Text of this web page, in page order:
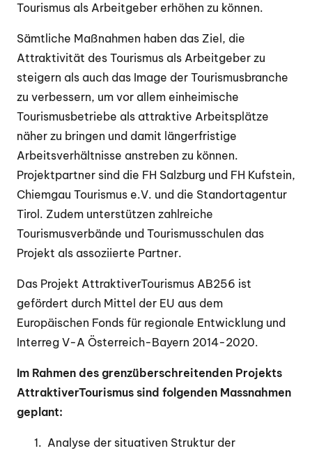
Tourismus als Arbeitgeber erhöhen zu können.
Sämtliche Maßnahmen haben das Ziel, die
Attraktivität des Tourismus als Arbeitgeber zu
steigern als auch das Image der Tourismusbranche
zu verbessern, um vor allem einheimische
Tourismusbetriebe als attraktive Arbeitsplätze
näher zu bringen und damit längerfristige
Arbeitsverhältnisse anstreben zu können.
Projektpartner sind die FH Salzburg und FH Kufstein,
Chiemgau Tourismus e.V. und die Standortagentur
Tirol. Zudem unterstützen zahlreiche
Tourismusverbände und Tourismusschulen das
Projekt als assoziierte Partner.
Das Projekt AttraktiverTourismus AB256 ist
gefördert durch Mittel der EU aus dem
Europäischen Fonds für regionale Entwicklung und
Interreg V-A Österreich-Bayern 2014-2020.
Im Rahmen des grenzüberschreitenden Projekts
AttraktiverTourismus sind folgenden Massnahmen
geplant:
Analyse der situativen Struktur der